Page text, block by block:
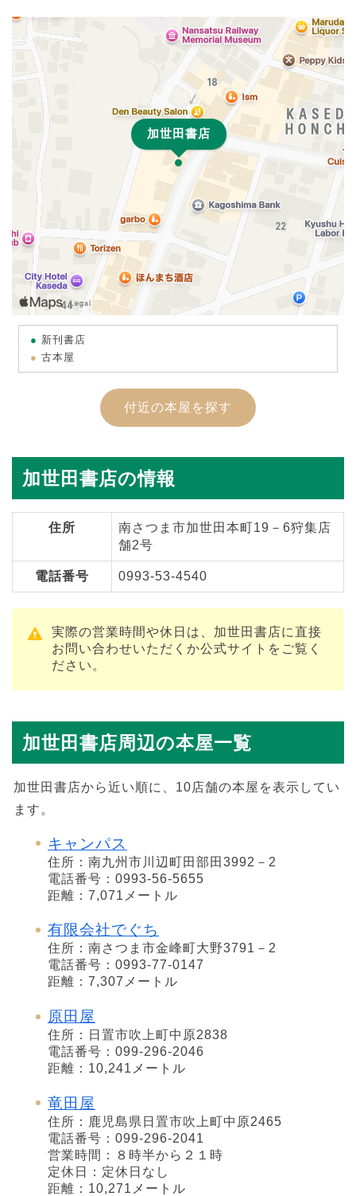
加世田書店
新刊書店
古本屋
付近の本屋を探す
加世田書店の情報
住所
南さつま市加世田本町19－6狩集店
舗2号
電話番号 0993-53-4540
実際の営業時間や休日は、加世田書店に直接
お問い合わせいただくか公式サイトをご覧く
ださい。
加世田書店周辺の本屋一覧
加世田書店から近い順に、10店舗の本屋を表示してい
ます。
キャンパス
住所：南九州市川辺町田部田3992－2
電話番号：0993-56-5655
距離：7,071メートル
有限会社でぐち
住所：南さつま市金峰町大野3791－2
電話番号：0993-77-0147
距離：7,307メートル
原田屋
住所：日置市吹上町中原2838
電話番号：099-296-2046
距離：10,241メートル
竜田屋
住所：鹿児島県日置市吹上町中原2465
電話番号：099-296-2041
営業時間：８時半から２１時
定休日：定休日なし
距離：10,271メートル